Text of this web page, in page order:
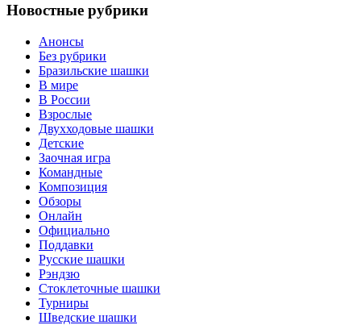
Новостные рубрики
Анонсы
Без рубрики
Бразильские шашки
В мире
В России
Взрослые
Двухходовые шашки
Детские
Заочная игра
Командные
Композиция
Обзоры
Онлайн
Официально
Поддавки
Русские шашки
Рэндзю
Стоклеточные шашки
Турниры
Шведские шашки